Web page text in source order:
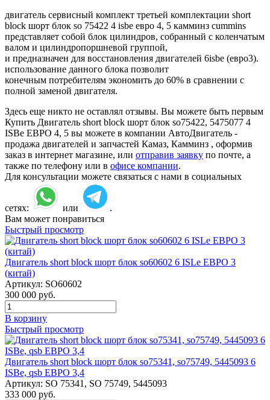
двигатель сервисный комплект третьей комплектации short
block шорт блок so 75422 4 isbe евро 4, 5 камминз cummins
представляет собой блок цилиндров, собранный с коленчатым
валом и цилиндропоршневой группой,
и предназначен для восстановления двигателей 6isbе (евро3).
использование данного блока позволит
конечным потребителям экономить до 60% в сравнении с
полной заменой двигателя.
Здесь еще никто не оставлял отзывы. Вы можете быть первым
Купить Двигатель short block шорт блок so75422, 5475077 4
ISBe ЕВРО 4, 5 вы можете в компании АвтоДвигатель -
продажа двигателей и запчастей Камаз, Камминз , оформив
заказ в интернет магазине, или отправив заявку по почте, а
также по телефону или в офисе компании.
Для консультации можете связаться с нами в социальных
сетях: или
.
Вам может понравиться
Быстрый просмотр
Двигатель short block шорт блок so60602 6 ISLe ЕВРО 3
(китай)
Артикул: SO60602
300 000 руб.
В корзину
Быстрый просмотр
Двигатель short block шорт блок so75341, so75749, 5445093 6
ISBe, qsb ЕВРО 3,4
Артикул: SO 75341, SO 75749, 5445093
333 000 руб.